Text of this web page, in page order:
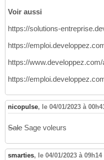
Voir aussi
https://solutions-
https://
https://
https://
nicopulse, le 04/01/2023 à
Sale Sage voleurs
smarties, le 04/01/2023 à 09h14